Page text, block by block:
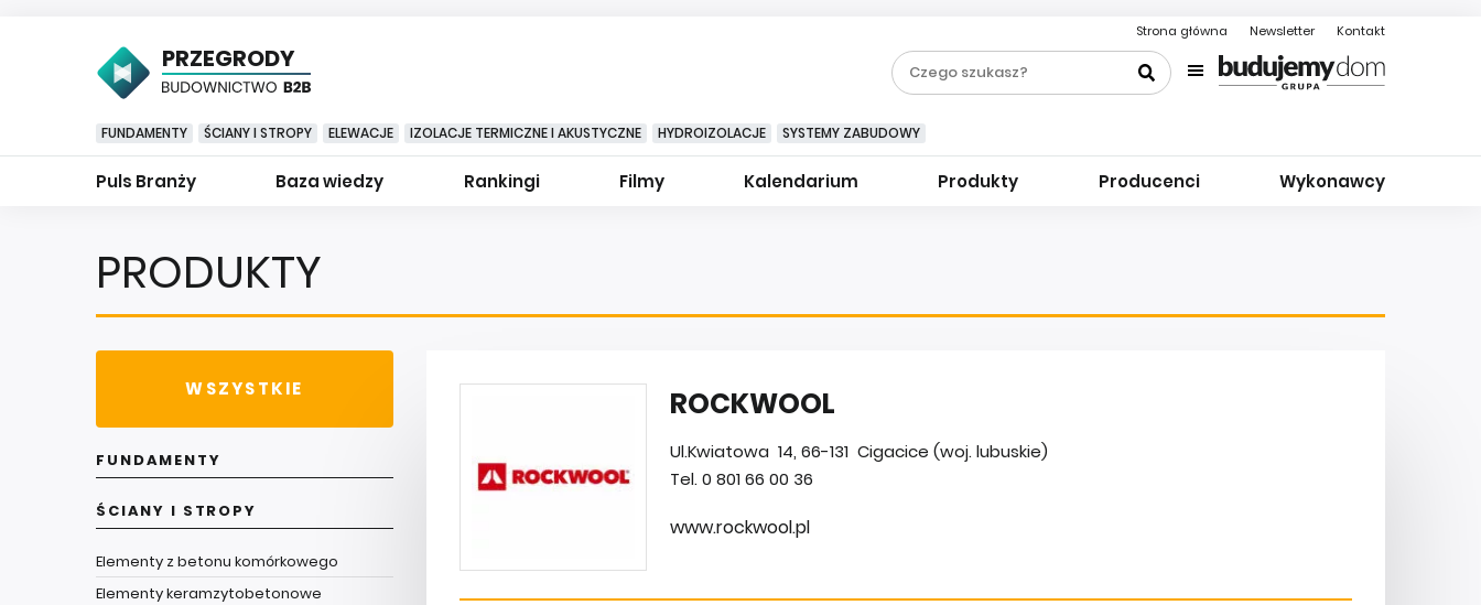
Strona główna Newsletter Kontakt
PRZEGRODY
FUNDAMENTY ŚCIANY I STROPY ELEWACJE IZOLACJE TERMICZNE I AKUSTYCZNE HYDROIZOLACJE SYSTEMY ZABUDOWY
Puls Branży Baza wiedzy Rankingi Filmy Kalendarium Produkty Producenci Wykonawcy
PRODUKTY
WSZYSTKIE
FUNDAMENTY
ŚCIANY I STROPY
Elementy z betonu komórkowego
Elementy keramzytobetonowe
ROCKWOOL
Ul.Kwiatowa 14, 66-131 Cigacice (woj. lubuskie)
Tel. 0 801 66 00 36
www.rockwool.pl